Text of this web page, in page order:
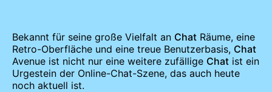
Bekannt für seine große Vielfalt an Chat Räume, eine
Retro-Oberfläche und eine treue Benutzerbasis, Chat
Avenue ist nicht nur eine weitere zufällige Chat ist ein
Urgestein der Online-Chat-Szene, das auch heute
noch aktuell ist.